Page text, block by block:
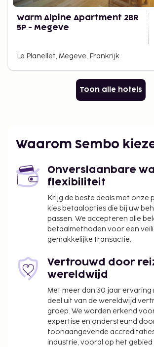
Warm Alpine Apartment 2BR
5P - Megeve
Le Planellet, Megeve, Frankrijk
Toon alle hotels
Waarom Sembo
Onverslaanbare
flexibiliteit
Krijg de beste deals met onze
kies betaalopties die bij uw
passen. We accepteren alle
betaalmethoden voor een
gemakkelijke transactie.
Vertrouwd door
wereldwijd
Met meer dan 30 jaar ervaring
deel uit van de wereldwijd
groep. We worden erkend
expertise en ondersteund
toonaangevende
industrie, vooral op het gebied